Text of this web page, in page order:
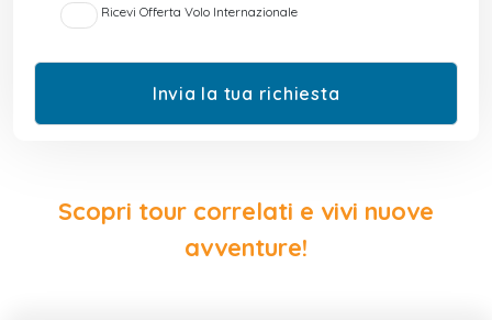
Ricevi Offerta Volo Internazionale
Scopri tour correlati e vivi nuove
avventure!